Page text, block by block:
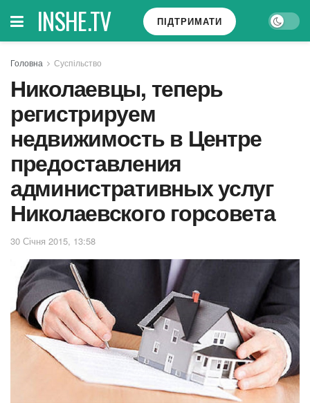
INSHE.TV ПІДТРИМАТИ
Головна Суспільство
Николаевцы, теперь
регистрируем
недвижимость в Центре
предоставления
административных услуг
Николаевского горсовета
30 Січня 2015, 13:58